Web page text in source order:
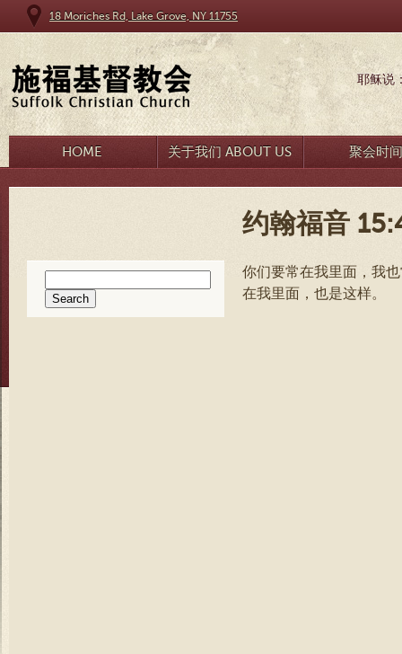
18 Moriches Rd, Lake Grove, NY 11755
耶稣说
HOME 关于我们 ABOUT US 聚会时
约翰福音
for:
你们要常在我里面，我
在我里面，也是这样。